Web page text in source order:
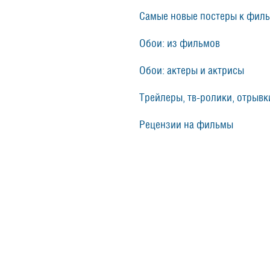
Самые новые постеры к
Обои: из фильмов
Обои: актеры и актрисы
Трейлеры, тв-ролики,
Рецензии на фильмы